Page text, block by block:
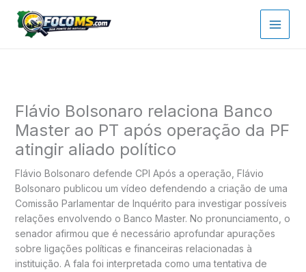
para
Flávio Bolsonaro relaciona Banco
Master ao PT após operação da PF
atingir aliado político
Flávio Bolsonaro defende CPI Após a operação, Flávio
Bolsonaro publicou um vídeo defendendo a criação de uma
Comissão Parlamentar de Inquérito para investigar possíveis
relações envolvendo o Banco Master. No pronunciamento, o
senador afirmou que é necessário aprofundar apurações
sobre ligações políticas e financeiras relacionadas à
instituição. A fala foi interpretada como uma tentativa de